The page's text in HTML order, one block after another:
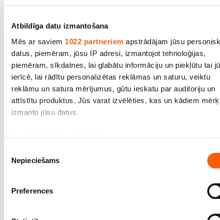
Atbildīga datu izmantošana
Mēs ar saviem 1022 partneriem apstrādājam jūsu
datus, piemēram, jūsu IP adresi, izmantojot tehnoloģijas,
piemēram, sīkdatnes, lai glabātu informāciju un piekļūtu tai
ierīcē, lai rādītu personalizētas reklāmas un saturu, veiktu
reklāmu un satura mērījumus, gūtu ieskatu par auditoriju un
attīstītu produktus. Jūs varat izvēlēties, kas un kādiem
izmanto jūsu datus.
kas var būt ar precizitāti līdz vairākiem metriem;
izvēle
Nepieciešams
Preferences
Audums Canvas ūdensatgrūdošs, 100% kokvilna,
bl.400g/m2, pl.150cm, bēšs, 101
Cena līdz 19.50€ *